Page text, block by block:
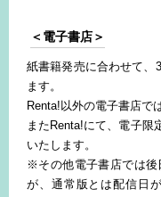
＜電子書店＞
紙書籍発売に合わせて、
ます。
Renta!以外の電子書店で
またRenta!にて、電子限
いたします。
※その他電子書店では後
が、通常版とは配信日